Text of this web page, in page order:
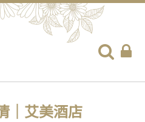
｜艾美酒店